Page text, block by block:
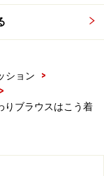
め、紹介アイテ
。あらかじめご
をご確認くださ
ション
>
>
りブラウスはこう着